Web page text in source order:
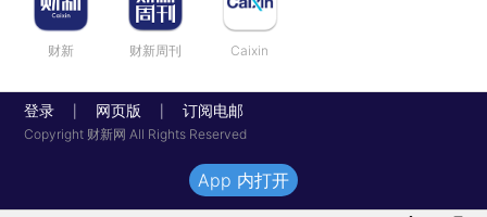
财新 财新周刊 Caixin
登录 网页版 订阅电邮
Copyright 财新网 All Rights Reserved
App 内打开